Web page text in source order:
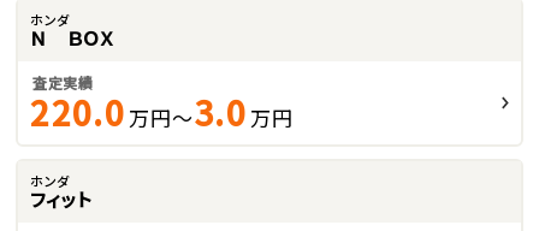
ホンダ
Ｎ ＢＯＸ
査定実績
220.0 万円～3.0 万円
ホンダ
フィット